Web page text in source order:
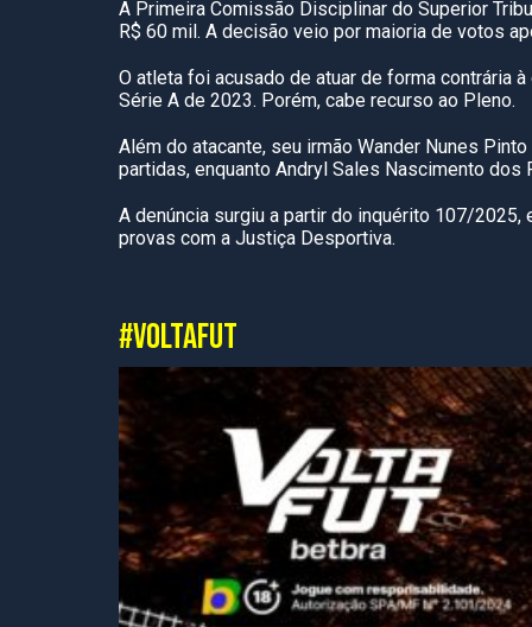
A Primeira Comissão Disciplinar do Superior
R$ 60 mil. A decisão veio por maioria de votos
O atleta foi acusado de atuar de forma contrária
Série A de 2023. Porém, cabe recurso ao Pleno.
Além do atacante, seu irmão Wander Nunes
partidas, enquanto Andryl Sales Nascimento
A denúncia surgiu a partir do inquérito 107/
provas com a Justiça Desportiva.
#VOLTAFUT